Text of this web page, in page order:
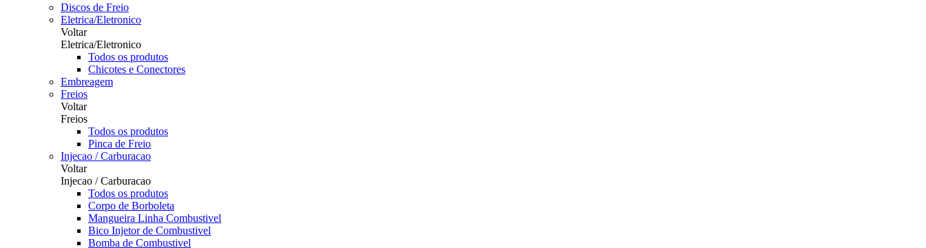
Discos de Freio
Eletrica/Eletronico
Voltar
Eletrica/Eletronico
Todos os produtos
Chicotes e Conectores
Embreagem
Freios
Voltar
Freios
Todos os produtos
Pinca de Freio
Injecao / Carburacao
Voltar
Injecao / Carburacao
Todos os produtos
Corpo de Borboleta
Mangueira Linha Combustivel
Bico Injetor de Combustivel
Bomba de Combustivel